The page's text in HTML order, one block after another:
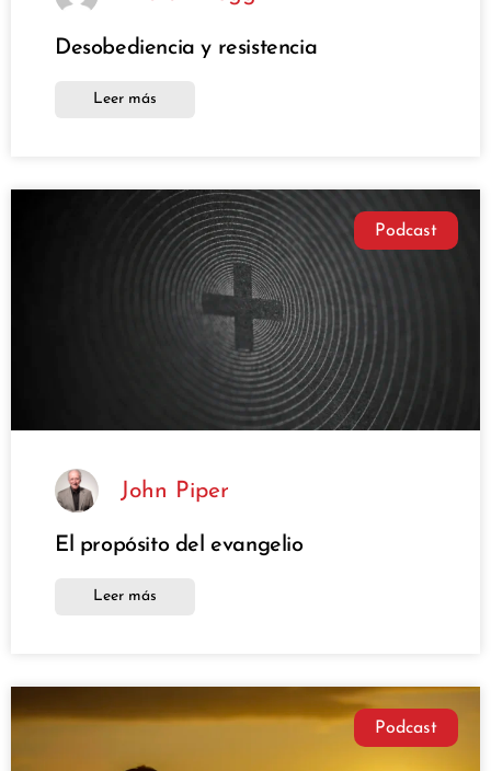
Desobediencia y resistencia
Leer más
Podcast
John Piper
El propósito del evangelio
Leer más
Podcast